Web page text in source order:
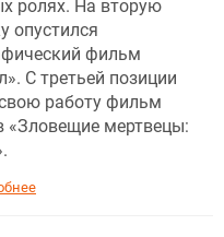
ролях. На вторую
опустился
фильм
С третьей позиции
работу фильм
«Зловещие мертвецы: